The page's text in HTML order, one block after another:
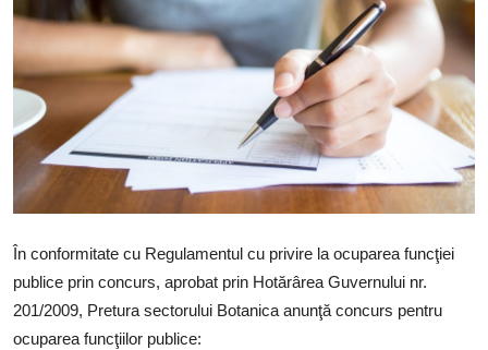
Activitatea
ACHIZIŢII PUBLICE
Căutați pe Internet
Transparenţa
Galerie
Funcţii vacante
În conformitate cu Regulamentul cu privire la ocuparea funcţiei
publice prin concurs, aprobat prin Hotărârea Guvernului nr.
201/2009, Pretura sectorului Botanica anunţă concurs pentru
ocuparea funcţiilor publice: